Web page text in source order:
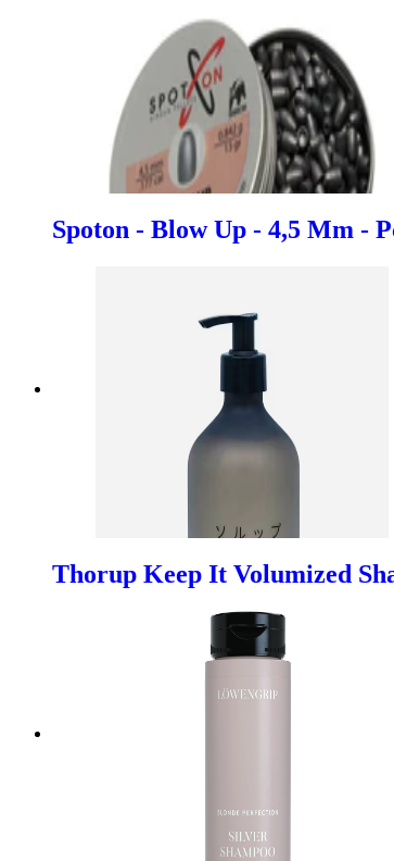
Spoton - Blow Up - 4,5 Mm -
Thorup Keep It Volumized